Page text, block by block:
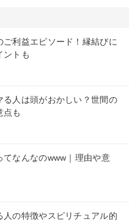
ご利益エピソード！縁結びに
ントも
る人は頭がおかしい？世間の
点も
てなんなのwww｜理由や意
の特徴やスピリチュアル的